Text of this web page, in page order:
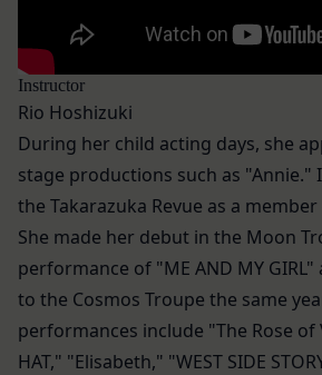
Instructor
Rio Hoshizuki
During her child acting days, she
stage productions such as "Annie."
the Takarazuka Revue as a
She made her debut in the Moon
performance of "ME AND MY
to the Cosmos Troupe the same
performances include "The Rose of
HAT," "Elisabeth," "WEST SIDE
ービスご利用状況、他の利用者と
報も取得することがあります。
外部サービスとの連携により取得
外部サービスでお客様が利用するID
外部サービスのプライバシー設定に
携先に開示を認めた情報を取得す
す。
取得した個人情報等の利用目的
当社は、お客様からご提供いただい
を、当社各サービスの利用規約に
Cookie（クッキー）について
当社は、お客様にとってより使い
ある情報を提供するためにCookie(
別するために用いられる符号をいい
「提携パートナー」
当社との間で締結する契約に基づ
提携するサービス（以下「提携サー
す。）を提供し、又はその運営を
第2条（総則・適用範囲）
本規約は、会員と当社間において
に関し適用され、登録手続き完了後
提供条件及び当社と会員との権利
ものです。
当社が、当社ウェブサイト上に本
個別規定や追加規定を掲載する場